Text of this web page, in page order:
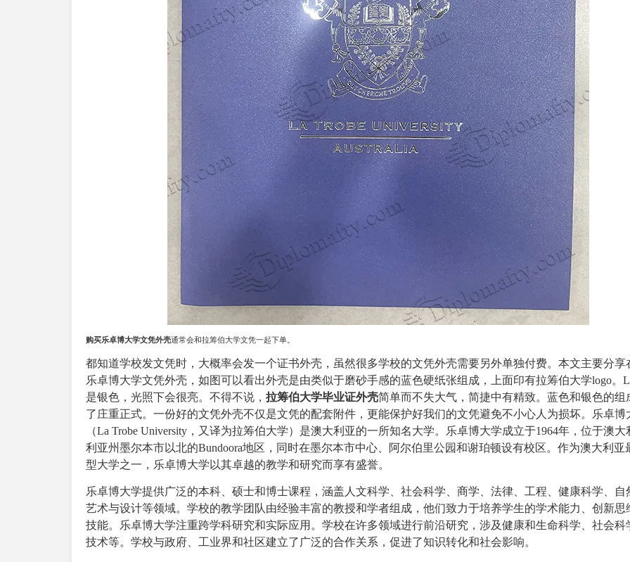
购买乐卓博大学文凭外壳通常会和拉筹伯大学文凭一起下单。
都知道学校发文凭时，大概率会发一个证书外壳，虽然很多学校的文凭外壳需要另外单独付费。本文主要分享
乐卓博大学文凭外壳，如图可以看出外壳是由类似于磨砂手感的蓝色硬纸张组成，上面印有拉筹伯大学logo。
是银色，光照下会很亮。不得不说， 拉筹伯大学毕业证外壳简单而不失大气，简捷中有精致。蓝色和银色的组
了庄重正式。一份好的文凭外壳不仅是文凭的配套附件，更能保护好我们的文凭避免不小心人为损坏。乐卓博
（La Trobe University ，又译为拉筹伯大学）是澳大利亚的一所知名大学。乐卓博大学成立于1964年，位于澳大
利亚州墨尔本市以北的Bundoora地区，同时在墨尔本市中心、阿尔伯里公园和谢珀顿设有校区。作为澳大利亚
型大学之一，乐卓博大学以其卓越的教学和研究而享有盛誉。
乐卓博大学提供广泛的本科、硕士和博士课程，涵盖人文科学、社会科学、商学、法律、工程、健康科学、自
艺术与设计等领域。学校的教学团队由经验丰富的教授和学者组成，他们致力于培养学生的学术能力、创新思
技能。乐卓博大学注重跨学科研究和实际应用。学校在许多领域进行前沿研究，涉及健康和生命科学、社会科
技术等。学校与政府、工业界和社区建立了广泛的合作关系，促进了知识转化和社会影响。